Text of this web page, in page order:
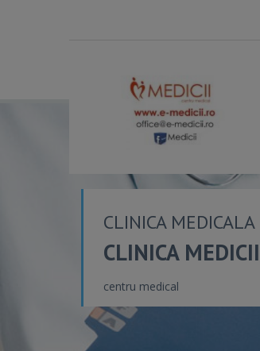
CLINICA MEDICALA
CLINICA MEDICII
centru medical